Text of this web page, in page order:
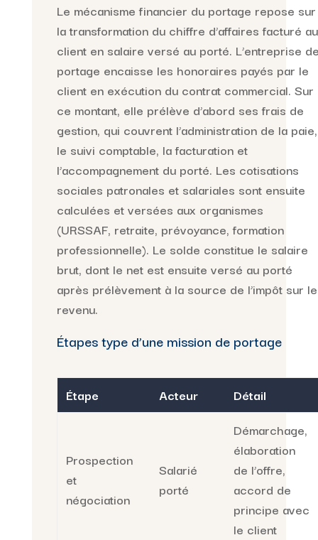
Le mécanisme financier du portage repose sur
la transformation du chiffre d’affaires facturé au
client en salaire versé au porté. L’entreprise
portage encaisse les honoraires payés par le
client en exécution du contrat commercial. Sur
ce montant, elle prélève d’abord ses frais de
gestion, qui couvrent l’administration de la paie,
le suivi comptable, la facturation et
l’accompagnement du porté. Les cotisations
sociales patronales et salariales sont ensuite
calculées et versées aux organismes
(URSSAF, retraite, prévoyance, formation
professionnelle). Le solde constitue le salaire
brut, dont le net est ensuite versé au porté
après prélèvement à la source de l’impôt sur le
revenu.
Étapes type d’une mission de portage
Étape Acteur Détail
Prospection
et
négociation
Salarié
porté
Démarchage,
élaboration
de l’offre,
accord de
principe avec
le client